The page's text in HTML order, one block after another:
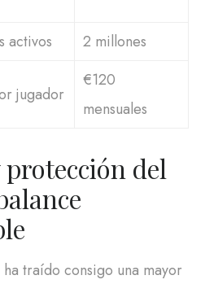
activos 2 millones
jugador
€120
mensuales
del
traído consigo una mayor